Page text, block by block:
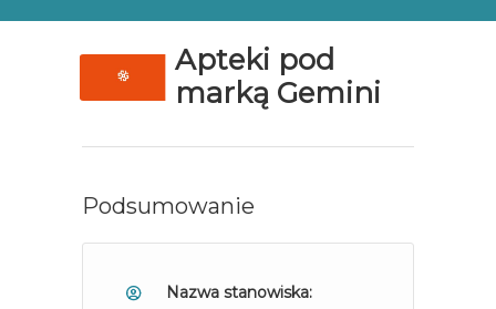
Apteki pod
marką Gemini
Podsumowanie
Nazwa stanowiska: